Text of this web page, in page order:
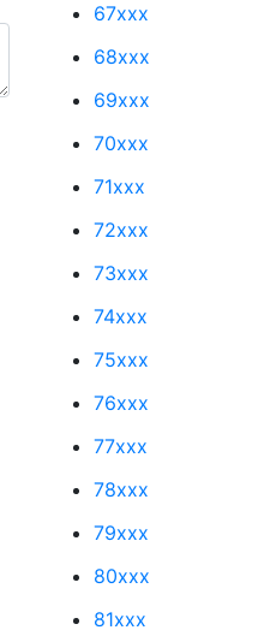
67xxx
68xxx
69xxx
70xxx
71xxx
72xxx
73xxx
74xxx
75xxx
76xxx
77xxx
78xxx
79xxx
80xxx
81xxx